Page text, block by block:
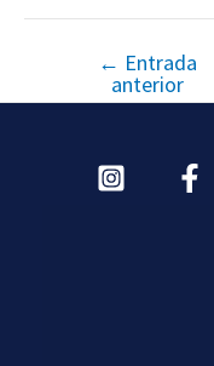
← Entrada
anterior